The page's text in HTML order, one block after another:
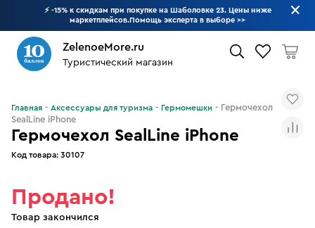
⚡ -15% к скидкам при покупке на Шаболовке 23. Цены ниже
маркетплейсов.Помощь эксперта в выборе >>
ZelenoeMore.ru
Туристический магазин
Гермочехол SealLine iPhone
Код товара: 30107
Главная Аксессуары для туризма Гермомешки
Гермочехол
SealLine iPhone
Продано!
Товар закончился